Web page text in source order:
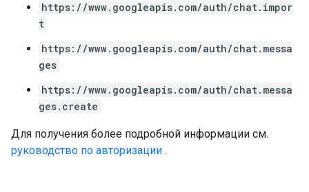
https://www.googleapis.com/auth/chat.impor
t
https://www.googleapis.com/auth/chat.messa
ges
https://www.googleapis.com/auth/chat.messa
ges.create
Для получения более подробной информации см.
руководство по авторизации .